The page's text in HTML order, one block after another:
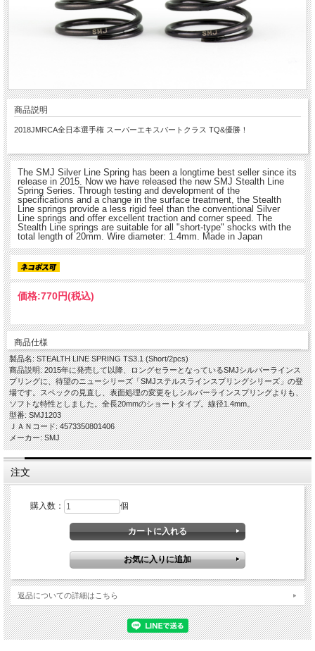
商品説明
2018JMRCA全日本選手権 スーパーエキスパートクラス TQ&優勝！
The SMJ Silver Line Spring has been a longtime best seller since its
release in 2015. Now we have released the new SMJ Stealth Line
Spring Series. Through testing and development of the
specifications and a change in the surface treatment, the Stealth
Line springs provide a less rigid feel than the conventional Silver
Line springs and offer excellent traction and corner speed. The
Stealth Line springs are suitable for all "short-type" shocks with the
total length of 20mm. Wire diameter: 1.4mm. Made in Japan
価格:770円(税込)
商品仕様
製品名: STEALTH LINE SPRING TS3.1 (Short/2pcs)
商品説明: 2015年に発売して以降、ロングセラーとなっているSMJシルバーラインス
プリングに、待望のニューシリーズ「SMJステルスラインスプリングシリーズ」の登
場です。スペックの見直し、表面処理の変更をしシルバーラインスプリングよりも、
ソフトな特性としました。全長20mmのショートタイプ。線径1.4mm。
型番: SMJ1203
ＪＡＮコード: 4573350801406
メーカー: SMJ
注文
購入数： 個
返品についての詳細はこちら